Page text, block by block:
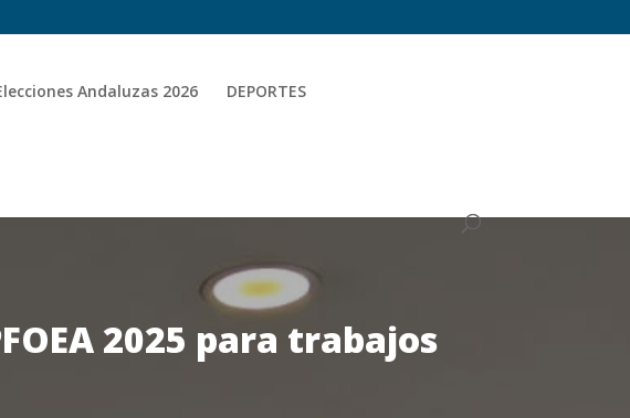
Andaluzas 2026 DEPORTES
2025 para trabajos